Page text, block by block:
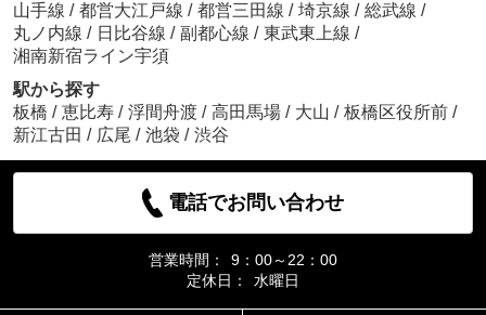
山手線 / 都営大江戸線 / 都営三田線 / 埼京線 / 総武線 /
丸ノ内線 / 日比谷線 / 副都心線 / 東武東上線 /
湘南新宿ライン宇須
駅から探す
板橋 / 恵比寿 / 浮間舟渡 / 高田馬場 / 大山 / 板橋区役所前 /
新江古田 / 広尾 / 池袋 / 渋谷
電話でお問い合わせ
営業時間：
9：00～22：00
定休日：
水曜日